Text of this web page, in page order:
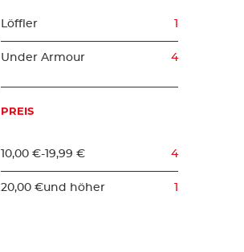
Löffler 1
Under Armour 4
PREIS
10,00 €-19,99 € 4
20,00 €und höher 1